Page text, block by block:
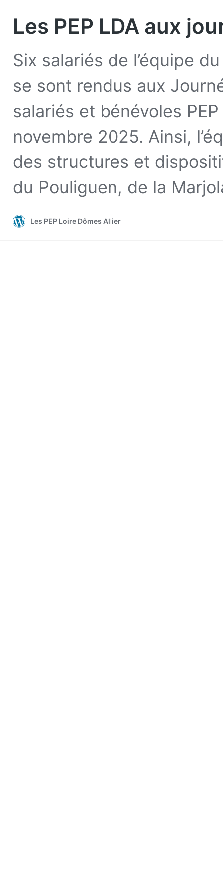
Les PEP LDA aux
Six salariés de l’équipe
se sont rendus aux
salariés et bénévoles
novembre 2025. Ainsi,
des structures et
du Pouliguen, de la
Les PEP Loire Dômes Allier